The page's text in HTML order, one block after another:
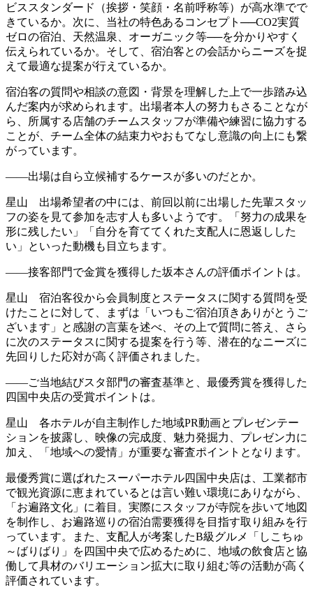
ビススタンダード（挨拶・笑顔・名前呼称等）が高水準でで
きているか。次に、当社の特色あるコンセプト──CO2実質
ゼロの宿泊、天然温泉、オーガニック等──を分かりやすく
伝えられているか。そして、宿泊客との会話からニーズを捉
えて最適な提案が行えているか。
宿泊客の質問や相談の意図・背景を理解した上で一歩踏み込
んだ案内が求められます。出場者本人の努力もさることなが
ら、所属する店舗のチームスタッフが準備や練習に協力する
ことが、チーム全体の結束力やおもてなし意識の向上にも繋
がっています。
――出場は自ら立候補するケースが多いのだとか。
星山 出場希望者の中には、前回以前に出場した先輩スタッ
フの姿を見て参加を志す人も多いようです。「努力の成果を
形に残したい」「自分を育ててくれた支配人に恩返しした
い」といった動機も目立ちます。
――接客部門で金賞を獲得した坂本さんの評価ポイントは。
星山 宿泊客役から会員制度とステータスに関する質問を受
けたことに対して、まずは「いつもご宿泊頂きありがとうご
ざいます」と感謝の言葉を述べ、その上で質問に答え、さら
に次のステータスに関する提案を行う等、潜在的なニーズに
先回りした応対が高く評価されました。
――ご当地結びスタ部門の審査基準と、最優秀賞を獲得した
四国中央店の受賞ポイントは。
星山 各ホテルが自主制作した地域PR動画とプレゼンテー
ションを披露し、映像の完成度、魅力発掘力、プレゼン力に
加え、「地域への愛情」が重要な審査ポイントとなります。
最優秀賞に選ばれたスーパーホテル四国中央店は、工業都市
で観光資源に恵まれているとは言い難い環境にありながら、
「お遍路文化」に着目。実際にスタッフが寺院を歩いて地図
を制作し、お遍路巡りの宿泊需要獲得を目指す取り組みを行
っています。また、支配人が考案したB級グルメ「しこちゅ
～ばりばり」を四国中央で広めるために、地域の飲食店と協
働して具材のバリエーション拡大に取り組む等の活動が高く
評価されています。